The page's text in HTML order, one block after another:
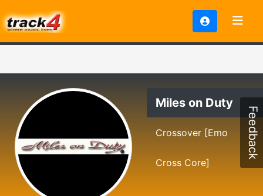
Miles on Duty
Crossover [Emo
Cross Core]
Feedback